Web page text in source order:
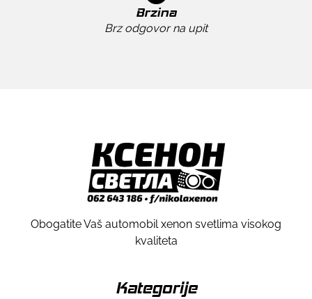
Brzina
Brz odgovor na upit
Obogatite Vaš automobil xenon svetlima visokog
kvaliteta
Kategorije